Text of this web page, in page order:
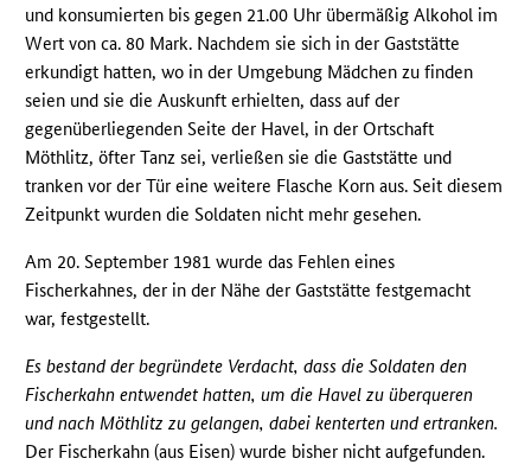
und konsumierten bis gegen 21.00 Uhr übermäßig Alkohol im
Wert von ca. 80 Mark. Nachdem sie sich in der Gaststätte
erkundigt hatten, wo in der Umgebung Mädchen zu finden
seien und sie die Auskunft erhielten, dass auf der
gegenüberliegenden Seite der Havel, in der Ortschaft
Möthlitz, öfter Tanz sei, verließen sie die Gaststätte und
tranken vor der Tür eine weitere Flasche Korn aus. Seit diesem
Zeitpunkt wurden die Soldaten nicht mehr gesehen.
Am 20. September 1981 wurde das Fehlen eines
Fischerkahnes, der in der Nähe der Gaststätte festgemacht
war, festgestellt.
Es bestand der begründete Verdacht, dass die Soldaten den
Fischerkahn entwendet hatten, um die Havel zu überqueren
und nach Möthlitz zu gelangen, dabei kenterten und ertranken.
Der Fischerkahn (aus Eisen) wurde bisher nicht aufgefunden.